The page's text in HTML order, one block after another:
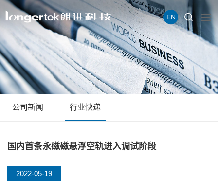
EN
公司新闻 行业快递
国内首条永磁磁悬浮空轨进入调试阶段
2022-05-19